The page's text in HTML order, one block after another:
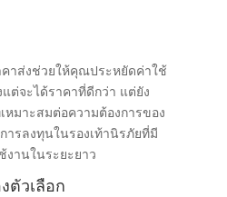
คาส่งช่วยให้คุณประหยัดค่าใช้
ต่จะได้ราคาที่ดีกว่า แต่ยัง
หมาะสมต่อความต้องการของ
รลงทุนในรองเท้านิรภัยที่มี
านในระยะยาว
ตัวเลือก